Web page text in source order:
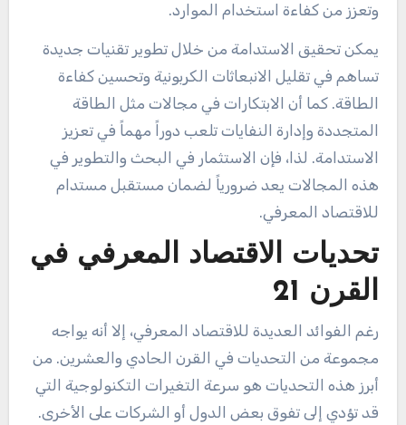
وتعزز من كفاءة استخدام الموارد.
يمكن تحقيق الاستدامة من خلال تطوير تقنيات جديدة
تساهم في تقليل الانبعاثات الكربونية وتحسين كفاءة
الطاقة. كما أن الابتكارات في مجالات مثل الطاقة
المتجددة وإدارة النفايات تلعب دوراً مهماً في تعزيز
الاستدامة. لذا، فإن الاستثمار في البحث والتطوير في
هذه المجالات يعد ضرورياً لضمان مستقبل مستدام
للاقتصاد المعرفي.
تحديات الاقتصاد المعرفي في
القرن 21
رغم الفوائد العديدة للاقتصاد المعرفي، إلا أنه يواجه
مجموعة من التحديات في القرن الحادي والعشرين. من
أبرز هذه التحديات هو سرعة التغيرات التكنولوجية التي
قد تؤدي إلى تفوق بعض الدول أو الشركات على الأخرى.